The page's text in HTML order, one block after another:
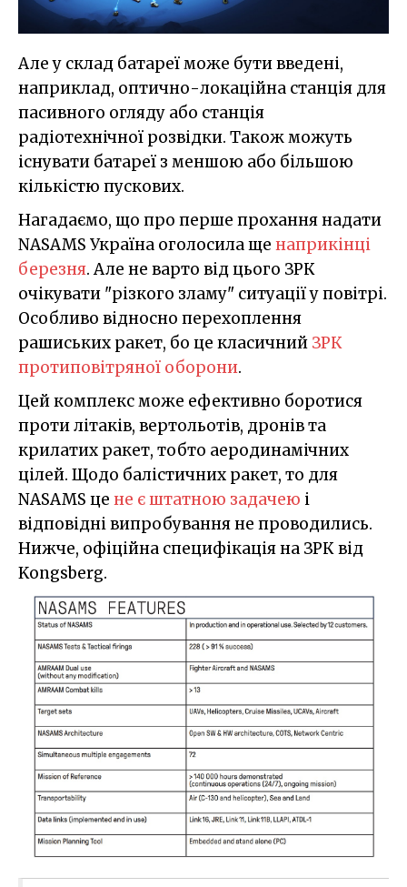
Але у склад батареї може бути введені,
наприклад, оптично-локаційна станція для
пасивного огляду або станція
радіотехнічної розвідки. Також можуть
існувати батареї з меншою або більшою
кількістю пускових.
Нагадаємо, що про перше прохання надати
NASAMS Україна оголосила ще наприкінці
березня. Але не варто від цього ЗРК
очікувати "різкого зламу" ситуації у повітрі.
Особливо відносно перехоплення
рашиських ракет, бо це класичний ЗРК
протиповітряної оборони.
Цей комплекс може ефективно боротися
проти літаків, вертольотів, дронів та
крилатих ракет, тобто аеродинамічних
цілей. Щодо балістичних ракет, то для
NASAMS це не є штатною задачею і
відповідні випробування не проводились.
Нижче, офіційна специфікація на ЗРК від
Kongsberg.